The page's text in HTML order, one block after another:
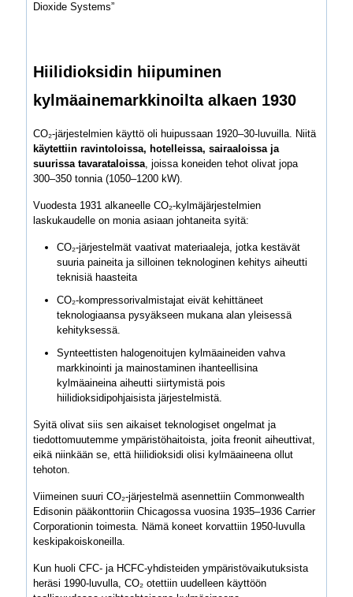
Dioxide Systems”
Hiilidioksidin hiipuminen
kylmäainemarkkinoilta alkaen 1930
CO₂-järjestelmien käyttö oli huipussaan 1920–30-luvuilla. Niitä
käytettiin ravintoloissa, hotelleissa, sairaaloissa ja
suurissa tavarataloissa, joissa koneiden tehot olivat jopa
300–350 tonnia (1050–1200 kW).
Vuodesta 1931 alkaneelle CO₂-kylmäjärjestelmien
laskukaudelle on monia asiaan johtaneita syitä:
CO₂-järjestelmät vaativat materiaaleja, jotka kestävät
suuria paineita ja silloinen teknologinen kehitys aiheutti
teknisiä haasteita
CO₂-kompressorivalmistajat eivät kehittäneet
teknologiaansa pysyäkseen mukana alan yleisessä
kehityksessä.
Synteettisten halogenoitujen kylmäaineiden vahva
markkinointi ja mainostaminen ihanteellisina
kylmäaineina aiheutti siirtymistä pois
hiilidioksidipohjaisista järjestelmistä.
Syitä olivat siis sen aikaiset teknologiset ongelmat ja
tiedottomuutemme ympäristöhaitoista, joita freonit aiheuttivat,
eikä niinkään se, että hiilidioksidi olisi kylmäaineena ollut
tehoton.
Viimeinen suuri CO₂-järjestelmä asennettiin Commonwealth
Edisonin pääkonttoriin Chicagossa vuosina 1935–1936 Carrier
Corporationin toimesta. Nämä koneet korvattiin 1950-luvulla
keskipakoiskoneilla.
Kun huoli CFC- ja HCFC-yhdisteiden ympäristövaikutuksista
heräsi 1990-luvulla, CO₂ otettiin uudelleen käyttöön